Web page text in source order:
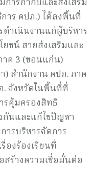
ารกำกับและส่งเสริม
าร คปภ.) ได้ลงพื้นที่
ำเนินงานแก่ผู้บริหาร
ชน์ สายส่งเสริมและ
ค 3 (ขอนแก่น)
) สำนักงาน คปภ. ภาค
. จังหวัดในพื้นที่ที่
รคุ้มครองสิทธิ
กันและแก้ไขปัญหา
รบริหารจัดการ
องร้องเรียนที่
ร้างความเชื่อมั่นต่อ